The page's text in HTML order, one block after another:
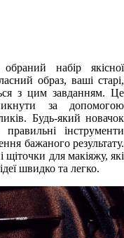
набір якісної
образ, ваші старі,
з цим завданням. Це
за допомогою
Будь-який новачок
інструменти
бажаного результату.
для макіяжу, які
швидко та легко.